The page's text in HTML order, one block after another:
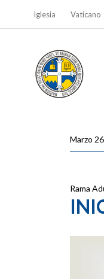
Iglesia Vaticano
Marzo
Rama